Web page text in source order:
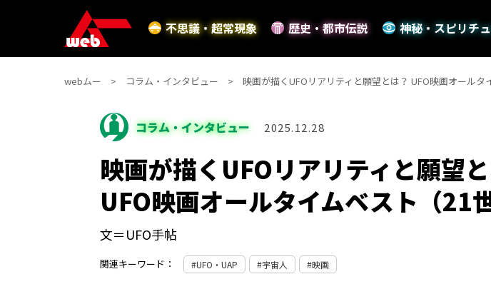
不思議・超常現象 歴史・都市伝説 神秘・スピリチ
webムー コラム・インタビュー 映画が描くUFOリアリティと願望とは？ UFO映画オールタ
コラム・インタビュー 2025.12.28
映画が描くUFOリアリティと願望
UFO映画オールタイムベスト（21
文＝UFO手帖
関連キーワード： UFO・UAP 宇宙人 映画